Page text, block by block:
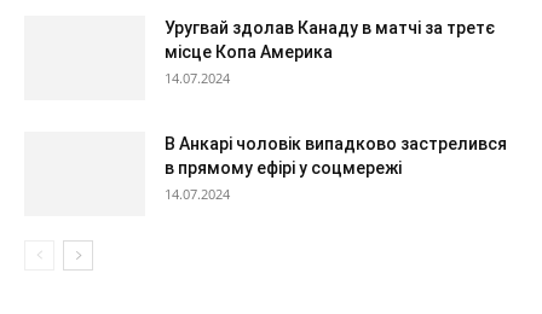
Уругвай здолав Канаду в матчі за третє
місце Копа Америка
14.07.2024
В Анкарі чоловік випадково застрелився
в прямому ефірі у соцмережі
14.07.2024